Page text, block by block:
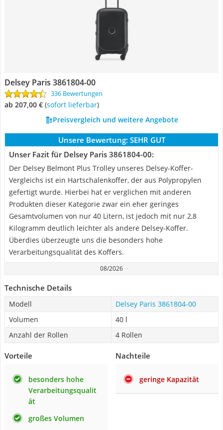
Delsey Paris 3861804-00
336 Bewertungen
ab 207,00 € ( Sofort lieferbar)
Preisvergleich und weitere Angebote
Unsere Bewertung: SEHR GUT
Unser Fazit für Delsey Paris 3861804-00:
Der Delsey Belmont Plus Trolley unseres Delsey-Koffer-
Vergleichs ist ein Hartschalenkoffer, der aus Polypropylen
gefertigt wurde. Hierbei hat er verglichen mit anderen
Produkten dieser Kategorie zwar ein eher geringes
Gesamtvolumen von nur 40 Litern, ist jedoch mit nur 2,8
Kilogramm deutlich leichter als andere Delsey-Koffer.
Überdies überzeugte uns die besonders hohe
Verarbeitungsqualität des Koffers.
08/2026
Technische Details
Modell
Delsey Paris 3861804-00
Volumen
40 l
Anzahl der Rollen
4 Rollen
Vorteile
besonders hohe
Verarbeitungsqualit
ät
großes Volumen
Nachteile
geringe Kapazität